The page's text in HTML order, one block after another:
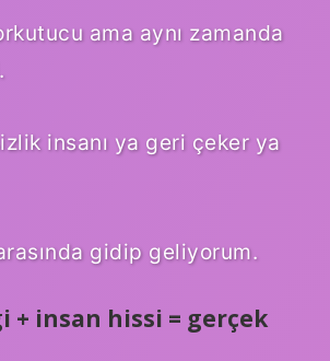
ama aynı zamanda
insanı ya geri çeker ya
gidip geliyorum.
+ insan hissi = gerçek